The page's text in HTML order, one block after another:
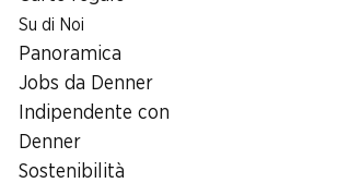
Su di Noi
Panoramica
Jobs da Denner
Indipendente con
Denner
Sostenibilità
con Post-Card / M-Card